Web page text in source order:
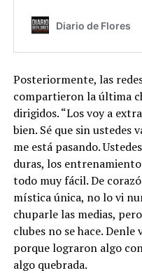
Posteriormente, las
compartieron la última
dirigidos. “Los voy a
bien. Sé que sin ustedes
me está pasando.
duras, los
todo muy fácil. De
mística única, no lo vi
chuparle las medias,
clubes no se hace.
porque lograron algo
algo quebrada.